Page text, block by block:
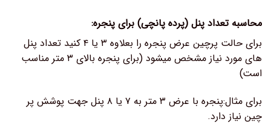
محاسبه تعداد پنل (پرده پانچی) برای پنجره:
برای حالت پرچین عرض پنجره را بعلاوه ۳ یا ۴ کنید تعداد پنل
های مورد نیاز مشخص میشود (برای پنجره بالای ۳ متر مناسب
است)
برای مثال:پنجره با عرض ۳ متر به ۷ یا ۸ پنل جهت پوشش پر
چین نیاز دارد.